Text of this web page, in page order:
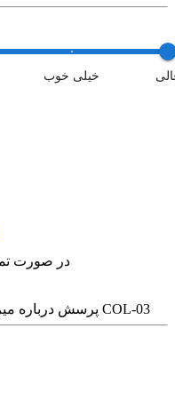
خیلی خوب
در صورت
پرسش درباره میز پایه فلزی مدل برتویا رنگ طوسی کد COL-03